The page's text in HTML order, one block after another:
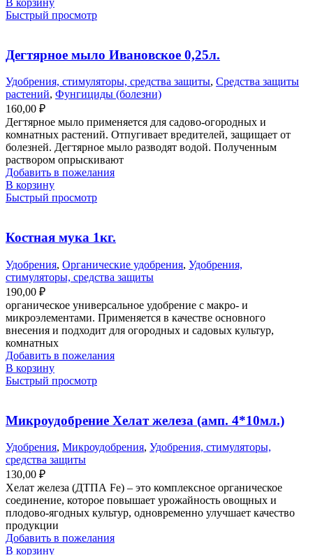
В корзину
Быстрый просмотр
Дегтярное мыло Ивановское 0,25л.
Удобрения, стимуляторы, средства защиты, Средства защиты
растений, Фунгициды (болезни)
160,00 ₽
Дегтярное мыло применяется для садово-огородных и
комнатных растений. Отпугивает вредителей, защищает от
болезней. Дегтярное мыло разводят водой. Полученным
раствором опрыскивают
Добавить в пожелания
В корзину
Быстрый просмотр
Костная мука 1кг.
Удобрения, Органические удобрения, Удобрения,
стимуляторы, средства защиты
190,00 ₽
органическое универсальное удобрение с макро- и
микроэлементами. Применяется в качестве основного
внесения и подходит для огородных и садовых культур,
комнатных
Добавить в пожелания
В корзину
Быстрый просмотр
Микроудобрение Хелат железа (амп. 4*10мл.)
Удобрения, Микроудобрения, Удобрения, стимуляторы,
средства защиты
130,00 ₽
Хелат железа (ДТПА Fe) – это комплексное органическое
соединение, которое повышает урожайность овощных и
плодово-ягодных культур, одновременно улучшает качество
продукции
Добавить в пожелания
В корзину